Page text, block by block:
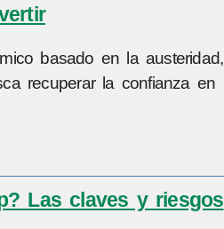
basado en la austeridad,
recuperar la confianza en
Las claves y riesgos